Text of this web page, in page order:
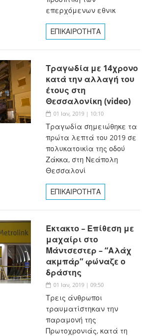
επερχόμενων εθνικ
ΕΠΙΚΑΙΡΟΤΗΤΑ
Τραγωδία με 14χρονο
κατά την αλλαγή του
έτους στη
Θεσσαλονίκη (video)
01 Ιαν, 2019 | 10:10
Τραγωδία σημειώθηκε τα
πρώτα λεπτά του 2019 σε
πολυκατοικία της οδού
Ζάκκα, στη Νεάπολη
Θεσσαλονί
ΕΠΙΚΑΙΡΟΤΗΤΑ
Έκτακτο – Επίθεση με
μαχαίρι στο
Μάντσεστερ – “Αλάχ
ακμπάρ” φώναζε ο
δράστης
01 Ιαν, 2019 | 09:50
Τρεις άνθρωποι
τραυματίστηκαν την
παραμονή της
Πρωτοχρονιάς, κατά τη